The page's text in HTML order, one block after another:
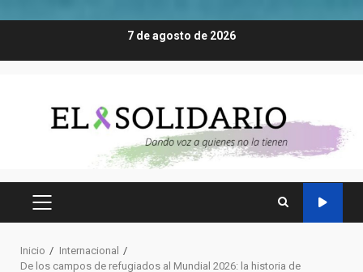
7 de agosto de 2026
MENÚ
Inicio
Internacional
De los campos de refugiados al Mundial 2026: la historia de